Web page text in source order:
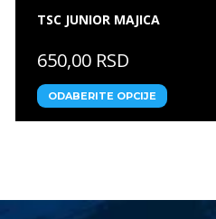
TSC JUNIOR MAJICA
650,00 RSD
ODABERITE OPCIJE